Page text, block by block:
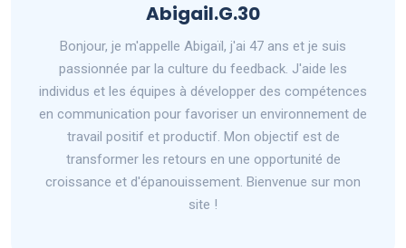
Abigail.G.30
Bonjour, je m'appelle Abigaïl, j'ai 47 ans et je suis
passionnée par la culture du feedback. J'aide les
individus et les équipes à développer des compétences
en communication pour favoriser un environnement de
travail positif et productif. Mon objectif est de
transformer les retours en une opportunité de
croissance et d'épanouissement. Bienvenue sur mon
site !